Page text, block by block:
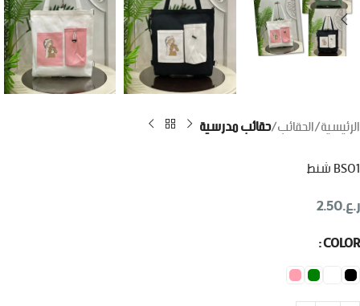
الرئيسية الحقائب حقائب مدرسية
BS01 شنط
ر.ع.2.50
COLOR